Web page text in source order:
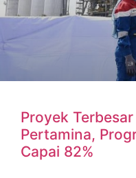
Proyek
Pertamina,
Capai 82%